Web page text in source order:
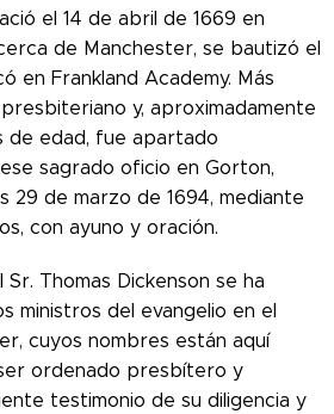
el 14 de abril de 1669 en
de Manchester, se bautizó el
en Frankland Academy. Más
y, aproximadamente
de edad, fue apartado
sagrado oficio en Gorton,
29 de marzo de 1694, mediante
con ayuno y oración.
Thomas Dickenson se ha
ministros del evangelio en el
cuyos nombres están aquí
ordenado presbítero y
testimonio de su diligencia y